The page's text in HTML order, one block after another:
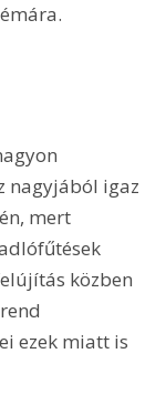
nagyjából igaz
mert
közben
ezek miatt is